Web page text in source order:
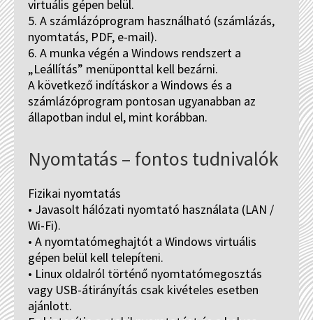
virtuális gépen belül.
5. A számlázóprogram használható (számlázás,
nyomtatás, PDF, e-mail).
6. A munka végén a Windows rendszert a
„Leállítás” menüponttal kell bezárni.
A következő indításkor a Windows és a
számlázóprogram pontosan ugyanabban az
állapotban indul el, mint korábban.
Nyomtatás – fontos tudnivalók
Fizikai nyomtatás
• Javasolt hálózati nyomtató használata (LAN /
Wi-Fi).
• A nyomtatómeghajtót a Windows virtuális
gépen belül kell telepíteni.
• Linux oldalról történő nyomtatómegosztás
vagy USB-átirányítás csak kivételes esetben
ajánlott.